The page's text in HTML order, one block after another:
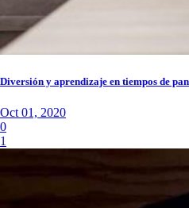
Diversión y aprendizaje en tiempos de
Oct 01, 2020
0
1